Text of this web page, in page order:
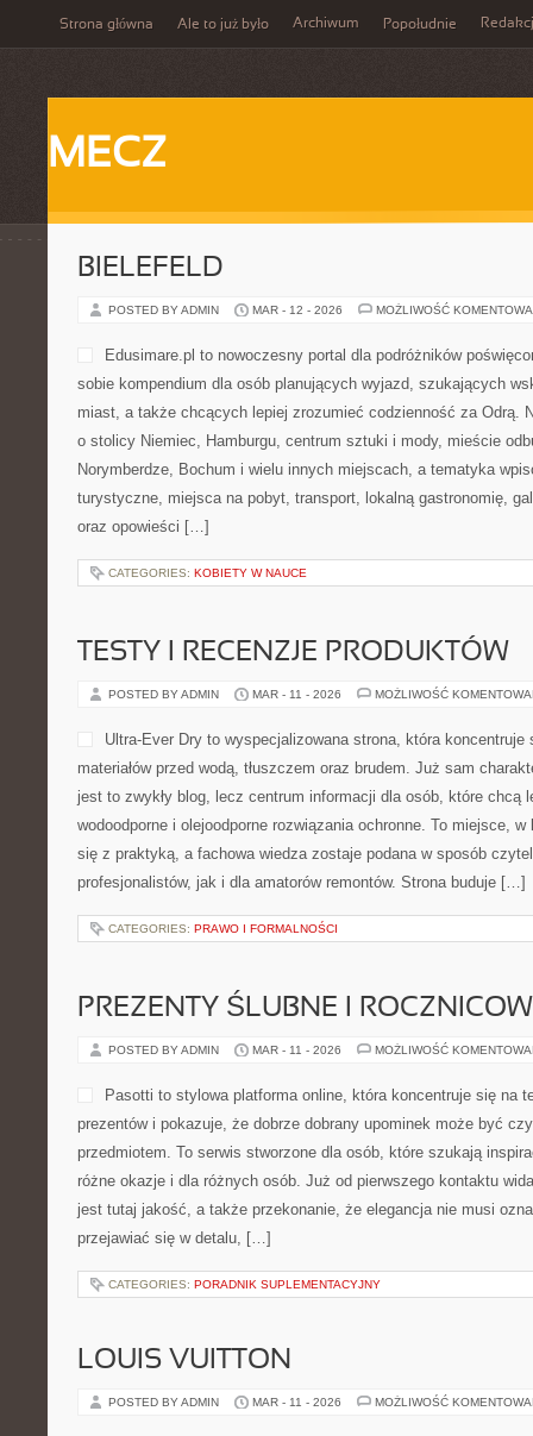
Strona główna Ale to już było Archiwum Popołudnie
MECZ
BIELEFELD
POSTED BY ADMIN MAR - 12 - 2026 MOŻLIWOŚĆ
Edusimare.pl to nowoczesny portal dla podróżników
sobie kompendium dla osób planujących wyjazd, szukających
miast, a także chcących lepiej zrozumieć codzienność za Odrą.
o stolicy Niemiec, Hamburgu, centrum sztuki i mody, mieście
Norymberdze, Bochum i wielu innych miejscach, a tematyka
turystyczne, miejsca na pobyt, transport, lokalną gastronomię,
oraz opowieści […]
CATEGORIES: KOBIETY W NAUCE
TESTY I RECENZJE PRODUKTÓW
POSTED BY ADMIN MAR - 11 - 2026 MOŻLIWOŚĆ
Ultra-Ever Dry to wyspecjalizowana strona, która koncentruje
materiałów przed wodą, tłuszczem oraz brudem. Już sam
jest to zwykły blog, lecz centrum informacji dla osób, które chcą
wodoodporne i olejoodporne rozwiązania ochronne. To miejsce,
się z praktyką, a fachowa wiedza zostaje podana w sposób
profesjonalistów, jak i dla amatorów remontów. Strona buduje […]
CATEGORIES: PRAWO I FORMALNOŚCI
PREZENTY ŚLUBNE I
POSTED BY ADMIN MAR - 11 - 2026 MOŻLIWOŚĆ
Pasotti to stylowa platforma online, która koncentruje się na
prezentów i pokazuje, że dobrze dobrany upominek może być
przedmiotem. To serwis stworzone dla osób, które szukają
różne okazje i dla różnych osób. Już od pierwszego kontaktu
jest tutaj jakość, a także przekonanie, że elegancja nie musi
przejawiać się w detalu, […]
CATEGORIES: PORADNIK SUPLEMENTACYJNY
LOUIS VUITTON
POSTED BY ADMIN MAR - 11 - 2026 MOŻLIWOŚĆ